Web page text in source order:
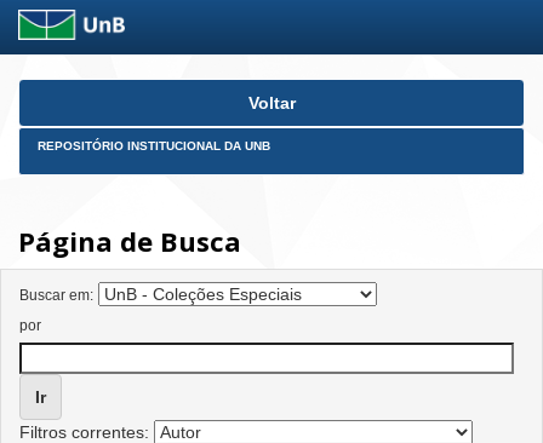
Skip
Voltar
REPOSITÓRIO INSTITUCIONAL DA UNB
Página de Busca
Buscar em:
por
Filtros correntes: